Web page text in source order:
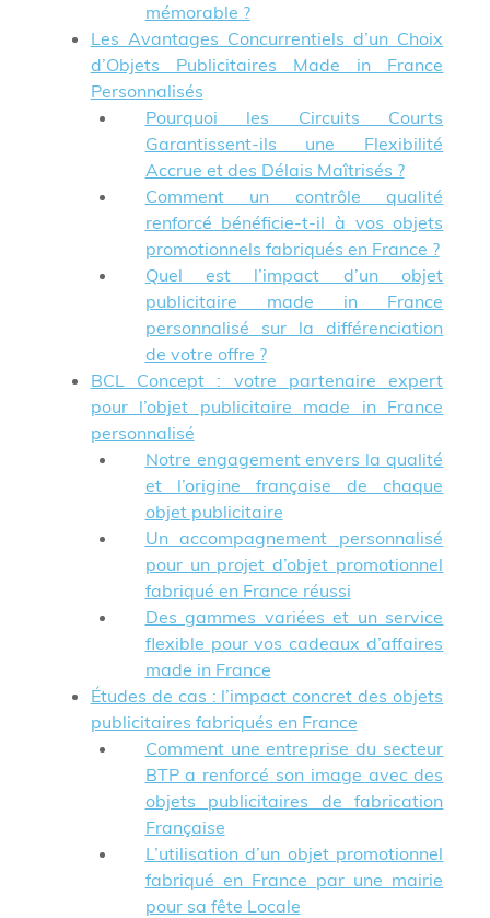
mémorable ?
Les Avantages Concurrentiels d’un Choix
d’Objets Publicitaires Made in France
Personnalisés
Pourquoi les Circuits Courts
Garantissent-ils une Flexibilité
Accrue et des Délais Maîtrisés ?
Comment un contrôle qualité
renforcé bénéficie-t-il à vos objets
promotionnels fabriqués en France ?
Quel est l’impact d’un objet
publicitaire made in France
personnalisé sur la différenciation
de votre offre ?
BCL Concept : votre partenaire expert
pour l’objet publicitaire made in France
personnalisé
Notre engagement envers la qualité
et l’origine française de chaque
objet publicitaire
Un accompagnement personnalisé
pour un projet d’objet promotionnel
fabriqué en France réussi
Des gammes variées et un service
flexible pour vos cadeaux d’affaires
made in France
Études de cas : l’impact concret des objets
publicitaires fabriqués en France
Comment une entreprise du secteur
BTP a renforcé son image avec des
objets publicitaires de fabrication
Française
L’utilisation d’un objet promotionnel
fabriqué en France par une mairie
pour sa fête Locale